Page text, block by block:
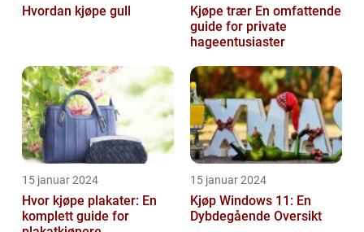
Hvordan kjøpe gull
Kjøpe trær En omfattende
guide for private
hageentusiaster
15 januar 2024
Hvor kjøpe plakater: En
komplett guide for
15 januar 2024
Kjøp Windows 11: En
Dybdegående Oversikt